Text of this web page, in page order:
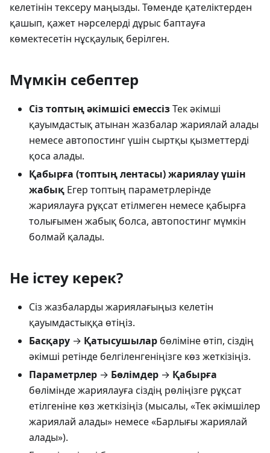
келетінін тексеру маңызды. Төменде қателіктерден
қашып, қажет нәрселерді дұрыс баптауға
көмектесетін нұсқаулық берілген.
Мүмкін себептер
Сіз топтың әкімшісі емессізТек әкімші
қауымдастық атынан жазбалар жариялай алады
немесе автопостинг үшін сыртқы қызметтерді
қоса алады.
Қабырға (топтың лентасы) жариялау үшін
жабық Егер топтың параметрлерінде
жариялауға рұқсат етілмеген немесе қабырға
толығымен жабық болса, автопостинг мүмкін
болмай қалады.
Не істеу керек?
Сіз жазбаларды жариялағыңыз келетін
қауымдастыққа өтіңіз.
Басқару → Қатысушылар бөліміне өтіп, сіздің
әкімші ретінде белгіленгеніңізге көз жеткізіңіз.
Параметрлер → Бөлімдер → Қабырға
бөлімінде жариялауға сіздің рөліңізге рұқсат
етілгеніне көз жеткізіңіз (мысалы, «Тек әкімшілер
жариялай алады» немесе «Барлығы жариялай
алады»).